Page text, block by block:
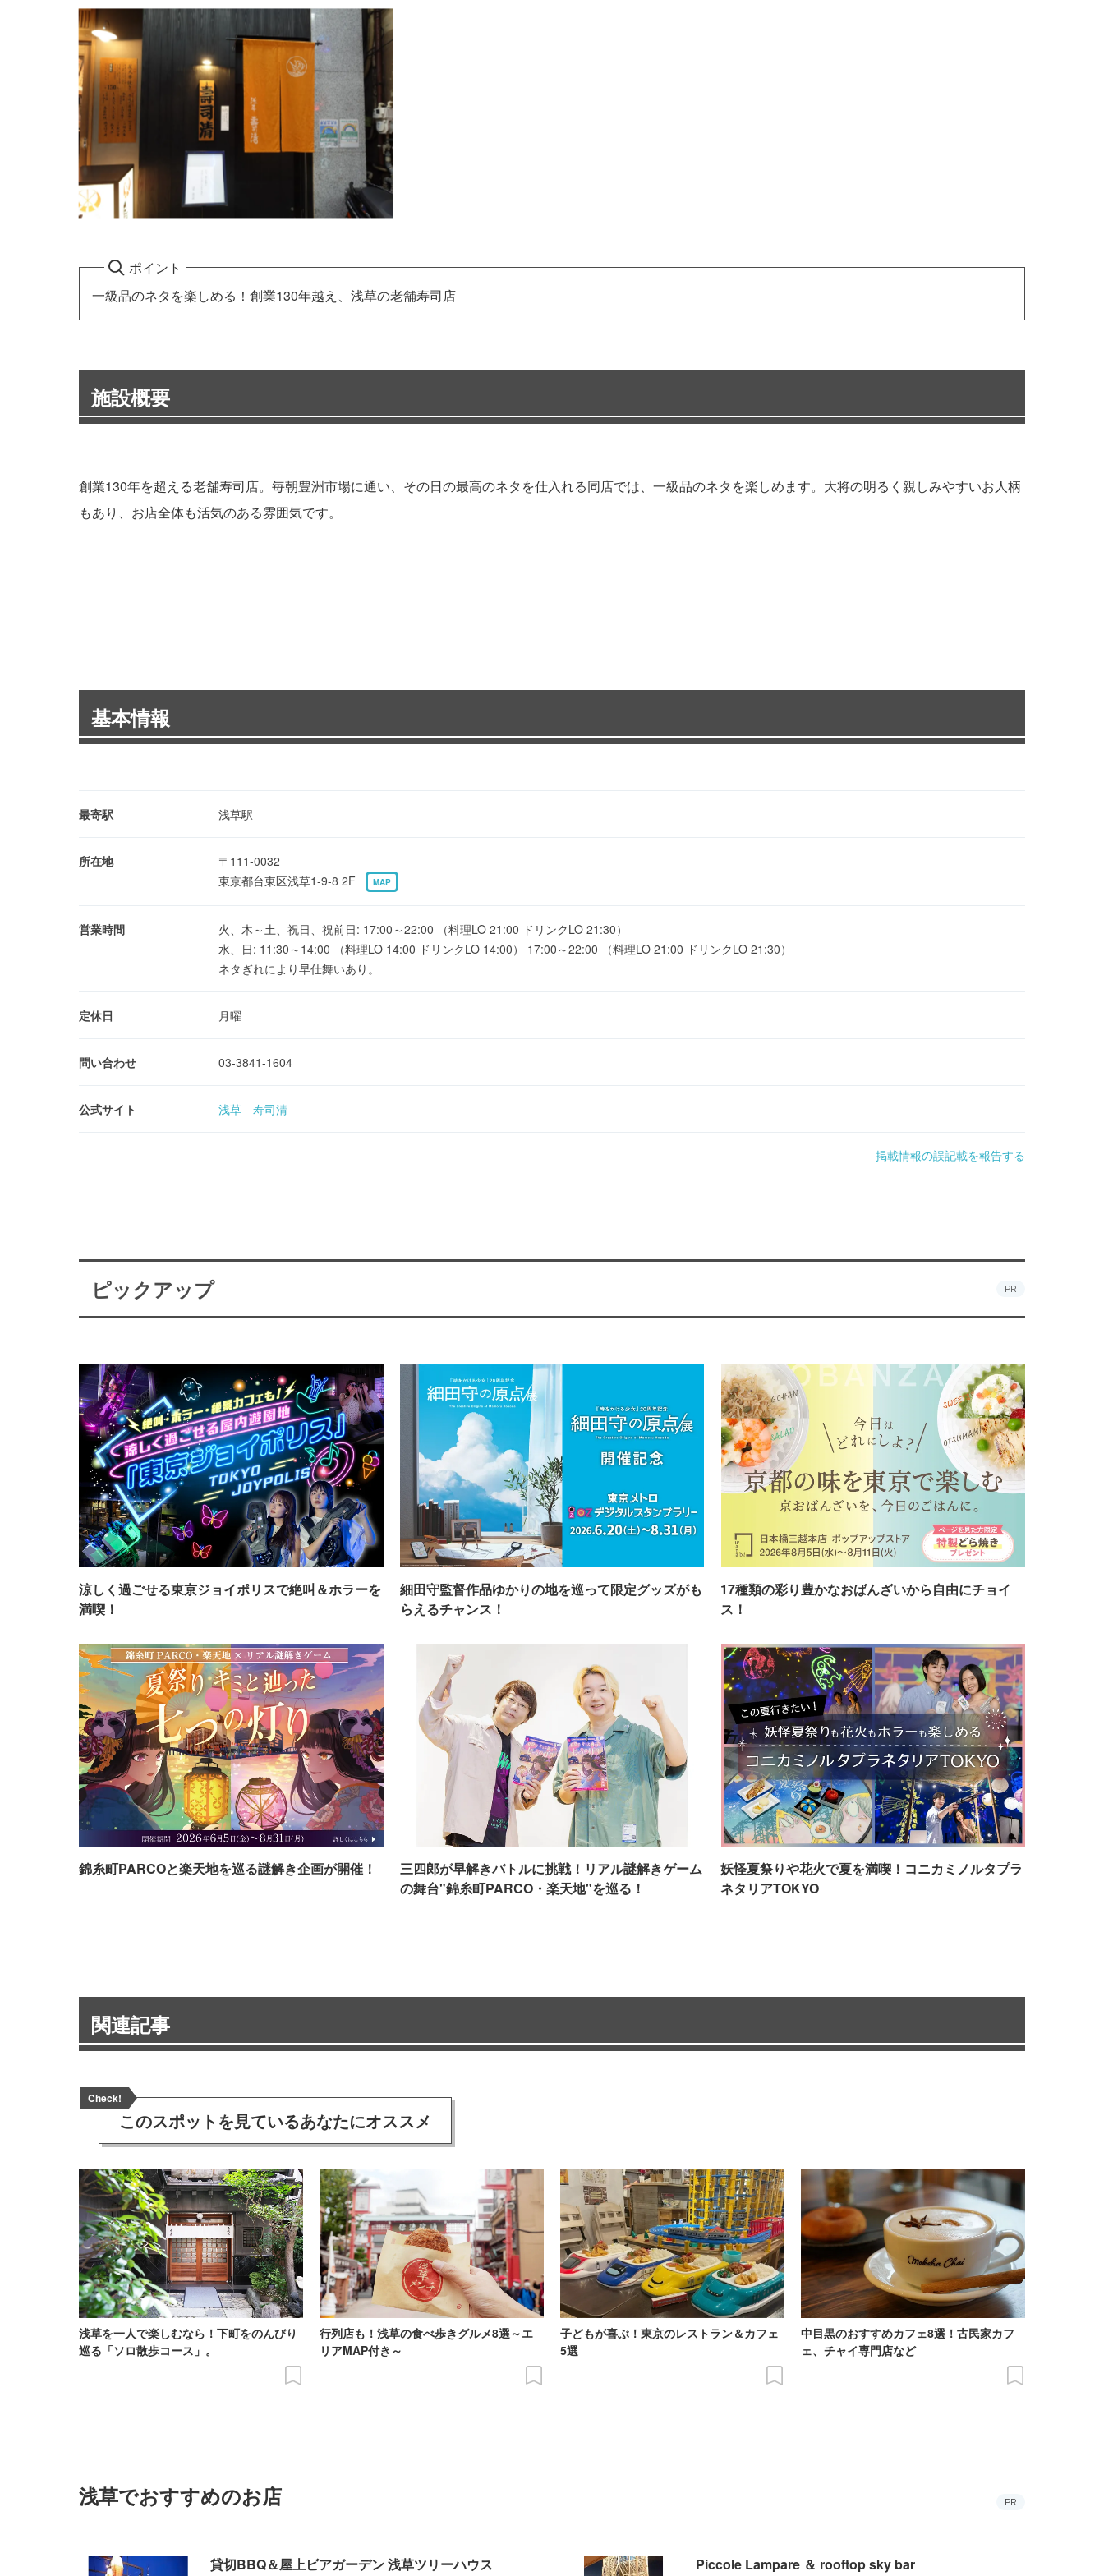
ポイント
一級品のネタを楽しめる！創業130年越え、浅草の老舗寿司店
施設概要
創業130年を超える老舗寿司店。毎朝豊洲市場に通い、その日の最高のネタを仕入れる同店では、一級品のネタを楽しめます。大将の明るく親しみやすいお人柄
もあり、お店全体も活気のある雰囲気です。
基本情報
最寄駅 浅草駅
所在地
〒111-0032
東京都台東区浅草1-9-8 2F
MAP
営業時間
火、木～土、祝日、祝前日: 17:00～22:00 （料理LO 21:00 ドリンクLO 21:30）
水、日: 11:30～14:00 （料理LO 14:00 ドリンクLO 14:00） 17:00～22:00 （料理LO 21:00 ドリンクLO 21:30）
ネタぎれにより早仕舞いあり。
定休日 月曜
問い合わせ 03-3841-1604
公式サイト 浅草 寿司清
掲載情報の誤記載を報告する
ピックアップ PR
涼しく過ごせる東京ジョイポリスで絶叫＆ホラーを
満喫！
細田守監督作品ゆかりの地を巡って限定グッズがも
らえるチャンス！
17種類の彩り豊かなおばんざいから自由にチョイ
ス！
錦糸町PARCOと楽天地を巡る謎解き企画が開催！
三四郎が早解きバトルに挑戦！リアル謎解きゲーム
の舞台"錦糸町PARCO・楽天地"を巡る！
妖怪夏祭りや花火で夏を満喫！コニカミノルタプラ
ネタリアTOKYO
関連記事
Check!
このスポットを見ているあなたにオススメ
浅草を一人で楽しむなら！下町をのんびり
巡る「ソロ散歩コース」。
行列店も！浅草の食べ歩きグルメ8選～エ
リアMAP付き～
子どもが喜ぶ！東京のレストラン＆カフェ
5選
中目黒のおすすめカフェ8選！古民家カフ
ェ、チャイ専門店など
浅草でおすすめのお店 PR
貸切BBQ＆屋上ビアガーデン 浅草ツリーハウス Piccole Lampare ＆ rooftop sky bar